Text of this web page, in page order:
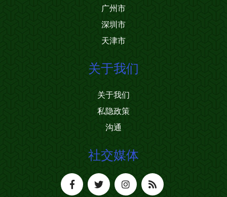
广州市
深圳市
天津市
关于我们
关于我们
私隐政策
沟通
社交媒体